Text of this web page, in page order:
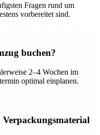
Fragen rund um
vorbereitet sind.
buchen?
2–4 Wochen im
optimal einplanen.